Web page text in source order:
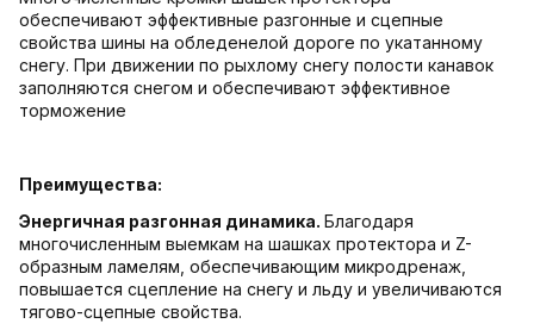
обеспечивают эффективные разгонные и сцепные
свойства шины на обледенелой дороге по укатанному
снегу. При движении по рыхлому снегу полости канавок
заполняются снегом и обеспечивают эффективное
торможение
Преимущества:
Энергичная разгонная динамика. Благодаря
многочисленным выемкам на шашках протектора и Z-
образным ламелям, обеспечивающим микродренаж,
повышается сцепление на снегу и льду и увеличиваются
тягово-сцепные свойства.